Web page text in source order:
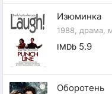
Изюминка
1988, драма,
IMDb 5.9
Оборотень